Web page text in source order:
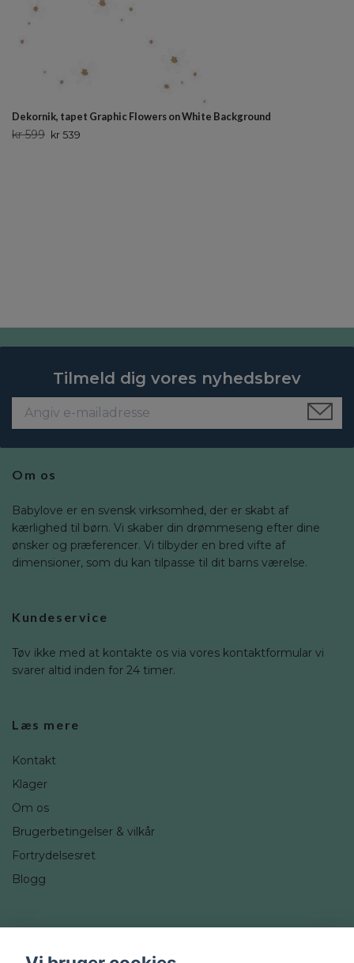
Dekornik, tapet Graphic Flowers on White Background
kr 599 kr 539
Tilmeld dig vores nyhedsbrev
Om os
Babylove er en svensk virksomhed, der er skabt af
kærlighed til børn. Vi skaber din drømmeseng efter dine
ønsker og præferencer. Vi tilbyder en bred vifte af
dimensioner, som du kan tilpasse til dit barns værelse.
Kundeservice
Tøv ikke med at kontakte os via vores kontaktformular vi
svarer altid inden for 24 timer.
Læs mere
Kontakt
Klager
Om os
Brugerbetingelser & vilkår
Fortrydelsesret
Blogg